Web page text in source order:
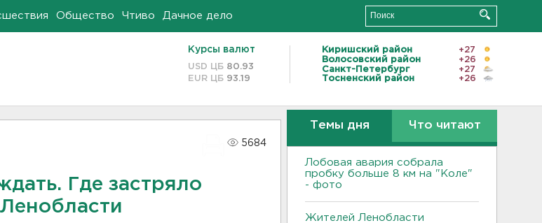
Общество Чтиво Дачное дело
Курсы валют
USD ЦБ 80.93
EUR ЦБ 93.19
Киришский район
+27
Волосовский район
+26
Санкт-Петербург
+27
Тосненский район
+26
5684
Где застряло
Темы дня Что читают
Лобовая авария собрала
пробку больше 8 км на "Коле"
- фото
Жителей Ленобласти